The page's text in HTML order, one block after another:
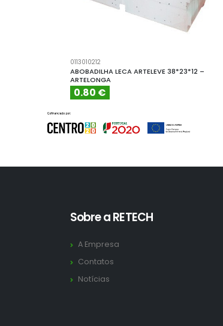
0113010212
ABOBADILHA LECA ARTELEVE 38*23*12 –
ARTELONGA
0.80 €
Sobre a RETECH
A Empresa
Contatos
Notícias